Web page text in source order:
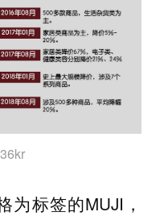
为标签的MUJI，